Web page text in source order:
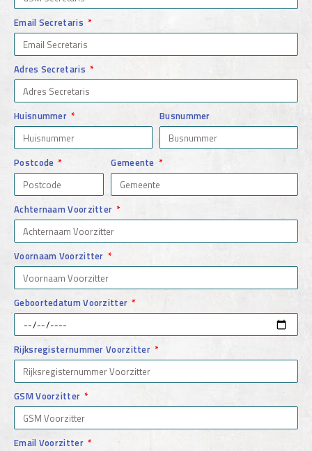
Email Secretaris
Adres Secretaris
Huisnummer Busnummer
Postcode Gemeente
Achternaam Voorzitter
Voornaam Voorzitter
Geboortedatum Voorzitter
Rijksregisternummer Voorzitter
GSM Voorzitter
Email Voorzitter